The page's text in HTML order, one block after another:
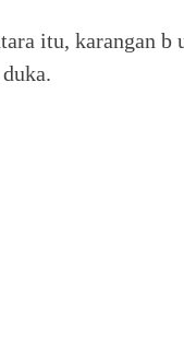
itu, karangan b